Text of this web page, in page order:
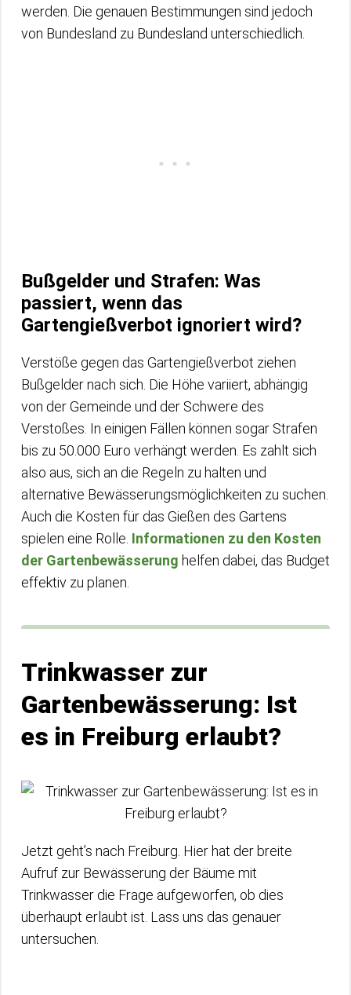
werden. Die genauen Bestimmungen sind jedoch
von Bundesland zu Bundesland unterschiedlich.
Bußgelder und Strafen: Was
passiert, wenn das
Gartengießverbot ignoriert wird?
Verstöße gegen das Gartengießverbot ziehen
Bußgelder nach sich. Die Höhe variiert, abhängig
von der Gemeinde und der Schwere des
Verstoßes. In einigen Fällen können sogar Strafen
bis zu 50.000 Euro verhängt werden. Es zahlt sich
also aus, sich an die Regeln zu halten und
alternative Bewässerungsmöglichkeiten zu suchen.
Auch die Kosten für das Gießen des Gartens
spielen eine Rolle. Informationen zu den Kosten
der Gartenbewässerung helfen dabei, das Budget
effektiv zu planen.
Trinkwasser zur
Gartenbewässerung: Ist
es in Freiburg erlaubt?
Jetzt geht’s nach Freiburg. Hier hat der breite
Aufruf zur Bewässerung der Bäume mit
Trinkwasser die Frage aufgeworfen, ob dies
überhaupt erlaubt ist. Lass uns das genauer
untersuchen.